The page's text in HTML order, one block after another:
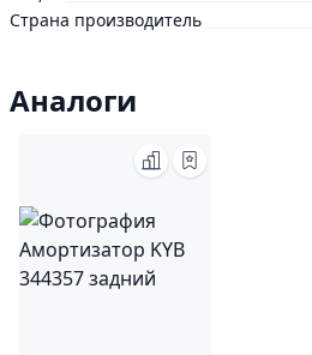
Страна производитель
Аналоги